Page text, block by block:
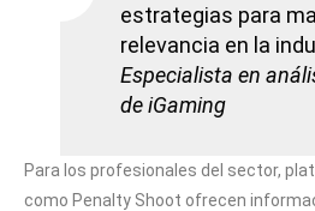
estrategias para
relevancia en la
Especialista en
de iGaming
Para los profesionales del sector,
como Penalty Shoot ofrecen